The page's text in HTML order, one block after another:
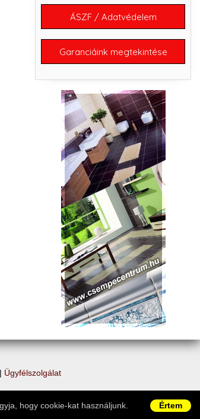
Értem
hogy cookie-kat használjunk.
ÁSZF / Adatvédelem
Garanciáink megtekintése
Ügyfélszolgálat